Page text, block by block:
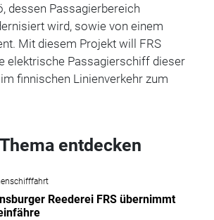
dessen Passagierbereich
wird, sowie von einem
Mit diesem Projekt will FRS
elektrische Passagierschiff dieser
finnischen Linienverkehr zum
entdecken
Reederei FRS übernimmt